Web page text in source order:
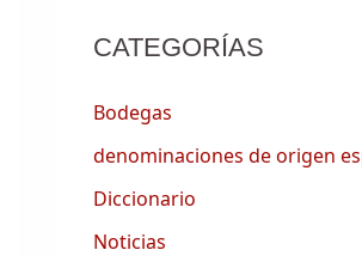
CATEGORÍAS
Bodegas
denominaciones de origen
Diccionario
Noticias